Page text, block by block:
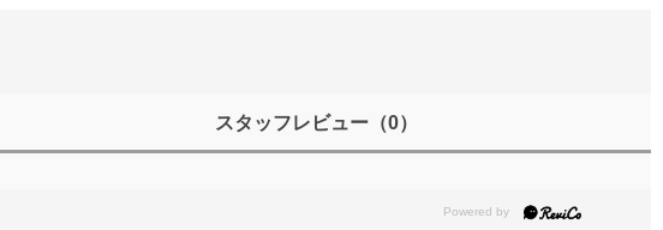
スタッフレビュー （0）